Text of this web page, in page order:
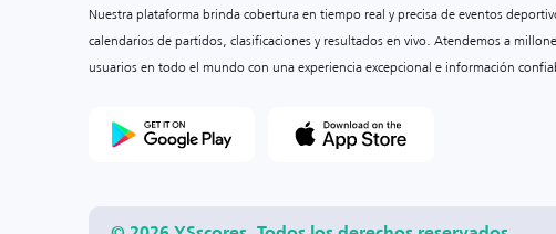
Nuestra plataforma brinda cobertura en tiempo real y precisa de eventos
calendarios de partidos, clasificaciones y resultados en vivo. Atendemos a
usuarios en todo el mundo con una experiencia excepcional e información